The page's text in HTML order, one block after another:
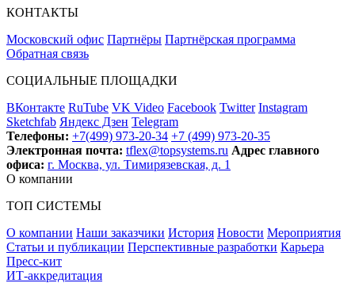
КОНТАКТЫ
Московский офис Партнёры Партнёрская программа
Обратная связь
СОЦИАЛЬНЫЕ ПЛОЩАДКИ
ВКонтакте RuTube VK Video Facebook Twitter Instagram
Sketchfab Яндекс Дзен Telegram
Телефоны: +7(499) 973-20-34 +7 (499) 973-20-35
Электронная почта: tflex@topsystems.ru Адрес главного
офиса: г. Москва, ул. Тимирязевская, д. 1
О компании
ТОП СИСТЕМЫ
О компании Наши заказчики История Новости Мероприятия
Статьи и публикации Перспективные разработки Карьера
Пресс-кит
ИТ-аккредитация